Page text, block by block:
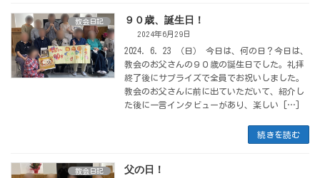
教会日記 ９０歳、誕生日！
2024年6月29日
2024. 6. 23 （日） 今日は、何の日？今日は、
教会のお父さんの９０歳の誕生日でした。礼拝
終了後にサプライズで全員でお祝いしました。
教会のお父さんに前に出ていただいて、紹介し
た後に一言インタビューがあり、楽しい […]
続きを読む
教会日記 父の日！